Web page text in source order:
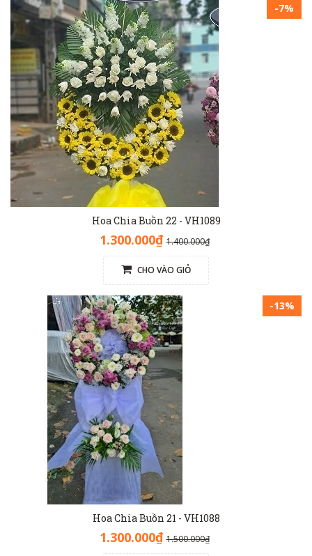
-7%
Hoa Chia Buồn 22 - VH1089
1.300.000₫ 1.400.000₫
CHO VÀO GIỎ
-13%
Hoa Chia Buồn 21 - VH1088
1.300.000₫ 1.500.000₫